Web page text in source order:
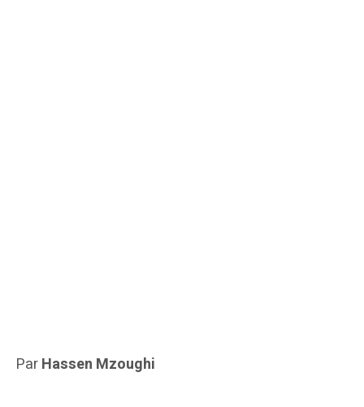
ParHassen Mzoughi